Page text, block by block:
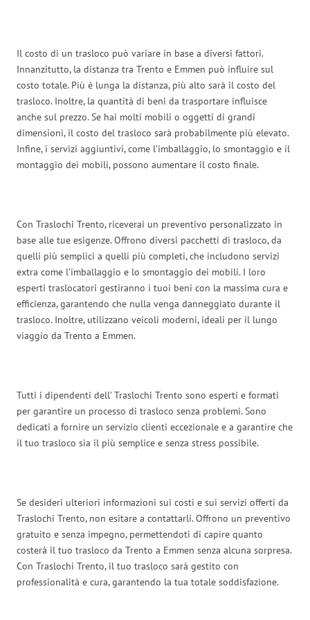
Il costo di un trasloco può variare in base a diversi fattori.
Innanzitutto, la distanza tra Trento e Emmen può influire sul
costo totale. Più è lunga la distanza, più alto sarà il costo del
trasloco. Inoltre, la quantità di beni da trasportare influisce
anche sul prezzo. Se hai molti mobili o oggetti di grandi
dimensioni, il costo del trasloco sarà probabilmente più elevato.
Infine, i servizi aggiuntivi, come l’imballaggio, lo smontaggio e il
montaggio dei mobili, possono aumentare il costo finale.
Con Traslochi Trento, riceverai un preventivo personalizzato in
base alle tue esigenze. Offrono diversi pacchetti di trasloco, da
quelli più semplici a quelli più completi, che includono servizi
extra come l’imballaggio e lo smontaggio dei mobili. I loro
esperti traslocatori gestiranno i tuoi beni con la massima cura e
efficienza, garantendo che nulla venga danneggiato durante il
trasloco. Inoltre, utilizzano veicoli moderni, ideali per il lungo
viaggio da Trento a Emmen.
Tutti i dipendenti dell’ Traslochi Trento sono esperti e formati
per garantire un processo di trasloco senza problemi. Sono
dedicati a fornire un servizio clienti eccezionale e a garantire che
il tuo trasloco sia il più semplice e senza stress possibile.
Se desideri ulteriori informazioni sui costi e sui servizi offerti da
Traslochi Trento, non esitare a contattarli. Offrono un preventivo
gratuito e senza impegno, permettendoti di capire quanto
costerà il tuo trasloco da Trento a Emmen senza alcuna sorpresa.
Con Traslochi Trento, il tuo trasloco sarà gestito con
professionalità e cura, garantendo la tua totale soddisfazione.